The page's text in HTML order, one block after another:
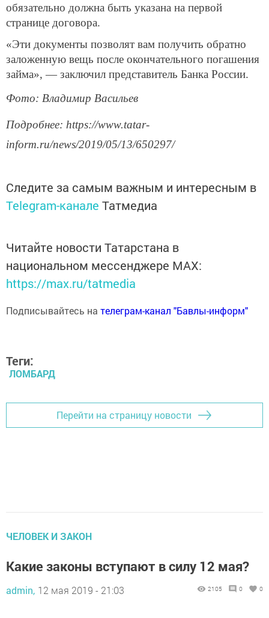
обязательно должна быть указана на первой
странице договора.
«Эти документы позволят вам получить обратно
заложенную вещь после окончательного погашения
займа», — заключил представитель Банка России.
Фото: Владимир Васильев
Подробнее: https://www.tatar-
inform.ru/news/2019/05/13/650297/
Следите за самым важным и интересным в
Telegram-канале Татмедиа
Читайте новости Татарстана в
национальном мессенджере MАХ:
https://max.ru/tatmedia
Подписывайтесь на телеграм-канал "Бавлы-информ"
Теги:
ЛОМБАРД
Перейти на страницу новости
ЧЕЛОВЕК И ЗАКОН
Какие законы вступают в силу 12 мая?
admin, 12 мая 2019 - 21:03 2105 0 0